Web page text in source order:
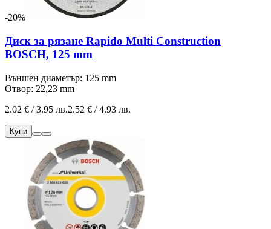
-20%
Диск за рязане Rapido Multi Construction
BOSCH, 125 mm
Външен диаметър: 125 mm
Отвор: 22,23 mm
2.02 € / 3.95 лв.2.52 € / 4.93 лв.
Купи